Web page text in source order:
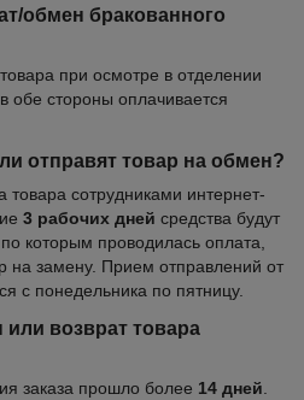
обмен бракованного
при осмотре в отделении
обе стороны оплачивается
отправят товар на обмен?
сотрудниками интернет-
3 рабочих дней средства будут
которым проводилась оплата,
на замену. Прием отправлений от
с понедельника по пятницу.
или возврат товара
заказа прошло более 14 дней